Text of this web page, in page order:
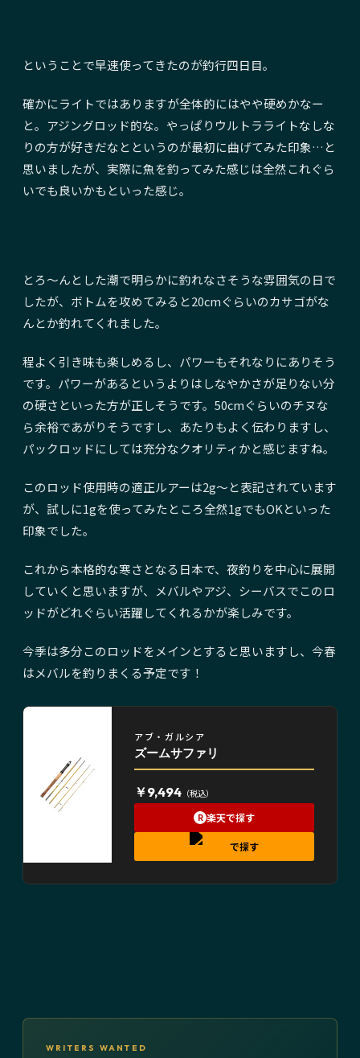
ということで早速使ってきたのが釣行四日目。
確かにライトではありますが全体的にはやや硬めかなー
と。アジングロッド的な。やっぱりウルトラライトなしな
りの方が好きだなとというのが最初に曲げてみた印象…と
思いましたが、実際に魚を釣ってみた感じは全然これぐら
いでも良いかもといった感じ。
とろ〜んとした潮で明らかに釣れなさそうな雰囲気の日で
したが、ボトムを攻めてみると20cmぐらいのカサゴがな
んとか釣れてくれました。
程よく引き味も楽しめるし、パワーもそれなりにありそう
です。パワーがあるというよりはしなやかさが足りない分
の硬さといった方が正しそうです。50cmぐらいのチヌな
ら余裕であがりそうですし、あたりもよく伝わりますし、
パックロッドにしては充分なクオリティかと感じますね。
このロッド使用時の適正ルアーは2g〜と表記されています
が、試しに1gを使ってみたところ全然1gでもOKといった
印象でした。
これから本格的な寒さとなる日本で、夜釣りを中心に展開
していくと思いますが、メバルやアジ、シーバスでこのロ
ッドがどれぐらい活躍してくれるかが楽しみです。
今季は多分このロッドをメインとすると思いますし、今春
はメバルを釣りまくる予定です！
アブ・ガルシア
ズームサファリ
￥9,494 （税込）
R 楽天で探す
で探す
WRITERS WANTED